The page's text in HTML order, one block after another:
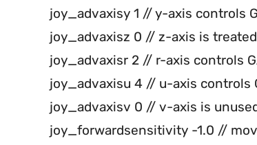
joy_advaxisy 1 // y-axis controls
joy_advaxisz 0 // z-axis is
joy_advaxisr 2 // r-axis controls
joy_advaxisu 4 // u-axis controls
joy_advaxisv 0 // v-axis is
joy_forwardsensitivity -1.0 //